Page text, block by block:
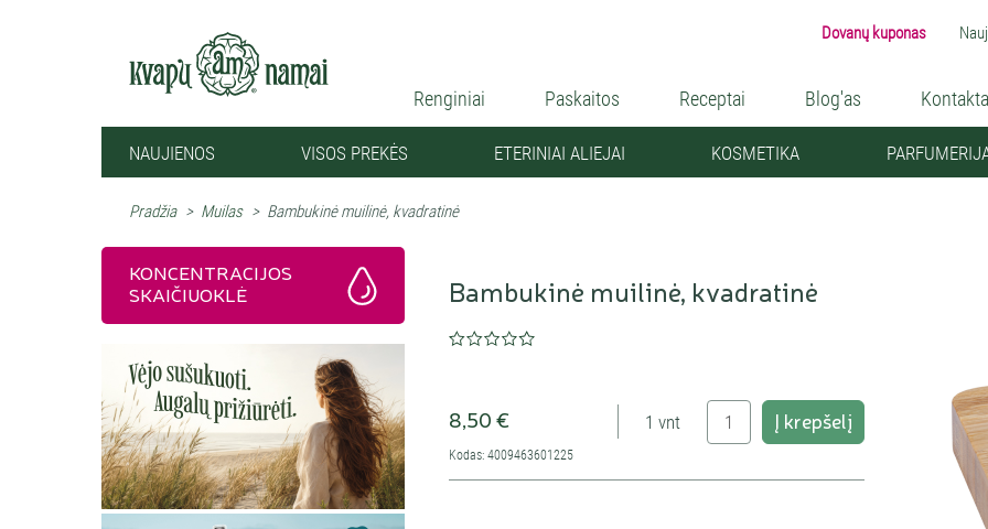
Dovanų kuponas
Renginiai Paskaitos Receptai Blog'as
NAUJIENOS VISOS PREKĖS ETERINIAI ALIEJAI KOSMETIKA
Pradžia > Muilas > Bambukinė muilinė, kvadratinė
Bambukinė muilinė, kvadratinė
8,50 € 1 vnt Į krepšelį
Kodas: 4009463601225
KONCENTRACIJOS
SKAIČIUOKLĖ